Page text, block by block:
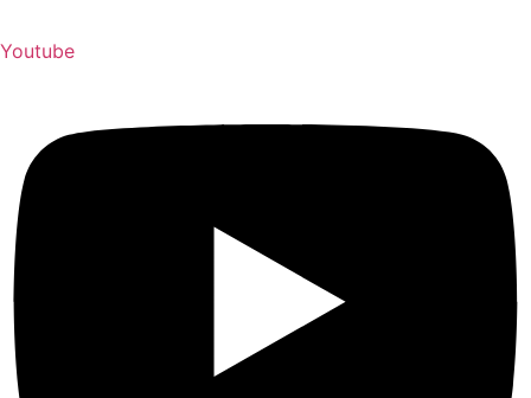
Youtube